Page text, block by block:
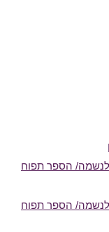
הספר תפוח
הספר תפוח